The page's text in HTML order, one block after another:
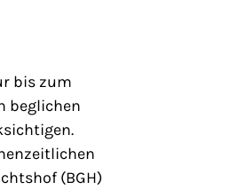
bis zum
beglichen
(BGH)